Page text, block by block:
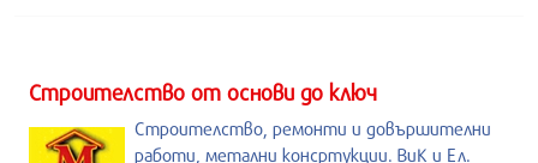
Строителство от основи до ключ
Строителство, ремонти и довършителни
работи, метални консртукции. ВиК и Ел.